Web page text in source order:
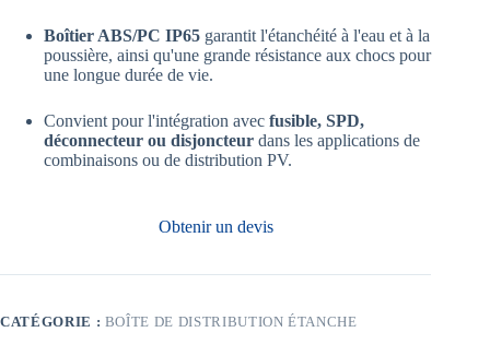
Boîtier ABS/PC IP65 garantit l'étanchéité à l'eau et à la
poussière, ainsi qu'une grande résistance aux chocs pour
une longue durée de vie.
Convient pour l'intégration avec fusible, SPD,
déconnecteur ou disjoncteur dans les applications de
combinaisons ou de distribution PV.
Obtenir un devis
CATÉGORIE : BOÎTE DE DISTRIBUTION ÉTANCHE